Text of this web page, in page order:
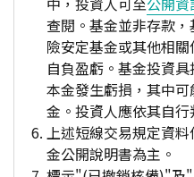
查閱。基金並非存款
險安定基金或其他相
自負盈虧。基金投資
本金發生虧損，其中
金。投資人應依其自行
上述短線交易規定資
金公開說明書為主。